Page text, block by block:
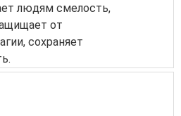
людям смелость,
от
сохраняет